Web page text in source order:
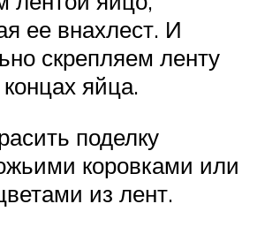
ее внахлест. И
скрепляем ленту
яйца.
поделку
коровками или
из лент.